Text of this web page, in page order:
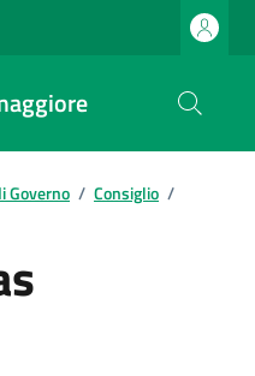
Governo / Consiglio /